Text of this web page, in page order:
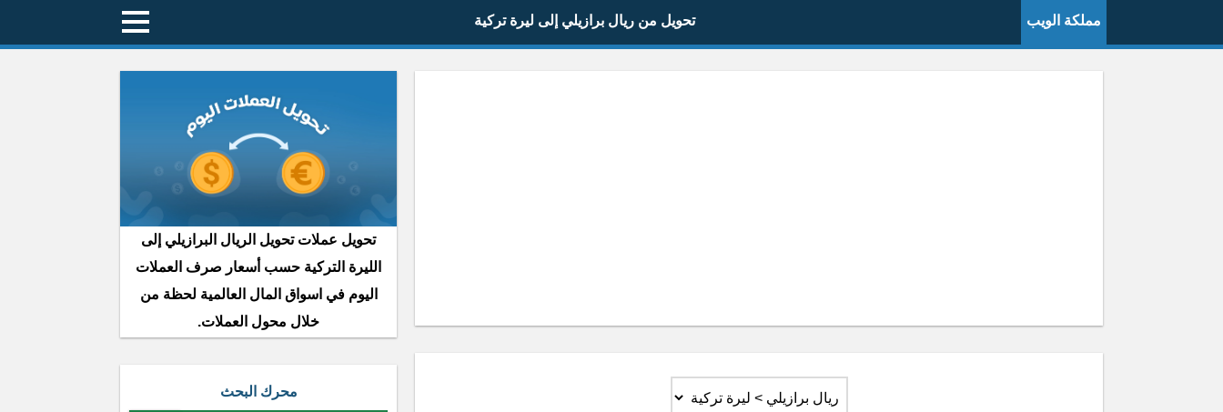
مملكة الويب تحويل من ريال برازيلي إلى ليرة تركية
تحويل عملات تحويل الريال البرازيلي إلى
الليرة التركية حسب أسعار صرف العملات
اليوم في اسواق المال العالمية لحظة من
خلال محول العملات.
محرك البحث